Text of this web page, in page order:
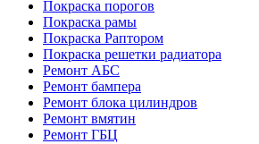
Покраска порогов
Покраска рамы
Покраска Раптором
Покраска решетки радиатора
Ремонт АБС
Ремонт бампера
Ремонт блока цилиндров
Ремонт вмятин
Ремонт ГБЦ